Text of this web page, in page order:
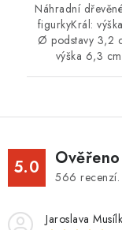
Náhradní
figurkyKrál:
Ø podstavy 3,2
výška 6,3
5.0 566 recenzí.
Jaroslava